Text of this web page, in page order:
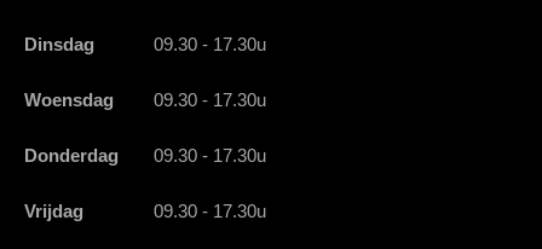
Dinsdag 09.30 - 17.30u
Woensdag 09.30 - 17.30u
Donderdag 09.30 - 17.30u
Vrijdag 09.30 - 17.30u